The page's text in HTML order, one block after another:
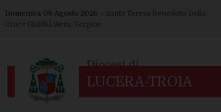
to
content
Domenica 09 Agosto 2026 – Santa Teresa Benedetta Della
Croce (Edith) Stein, Vergine